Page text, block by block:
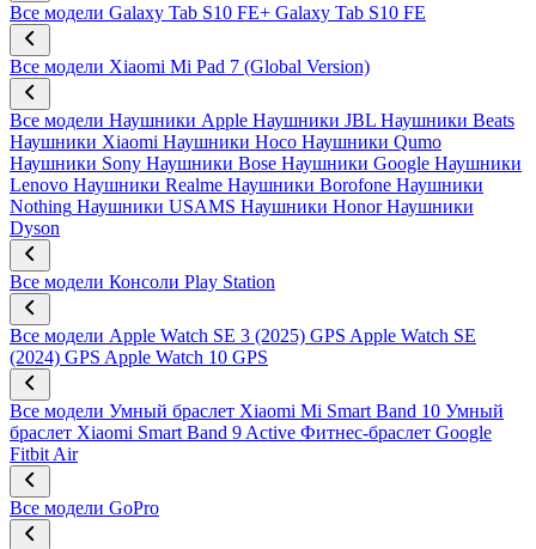
Все модели Galaxy Tab S10 FE+ Galaxy Tab S10 FE
Все модели Xiaomi Mi Pad 7 (Global Version)
Все модели Наушники Apple Наушники JBL Наушники Beats
Наушники Xiaomi Наушники Hoco Наушники Qumo
Наушники Sony Наушники Bose Наушники Google Наушники
Lenovo Наушники Realme Наушники Borofone Наушники
Nothing Наушники USAMS Наушники Honor Наушники
Dyson
Все модели Консоли Play Station
Все модели Apple Watch SE 3 (2025) GPS Apple Watch SE
(2024) GPS Apple Watch 10 GPS
Все модели Умный браслет Xiaomi Mi Smart Band 10 Умный
браслет Xiaomi Smart Band 9 Active Фитнес-браслет Google
Fitbit Air
Все модели GoPro